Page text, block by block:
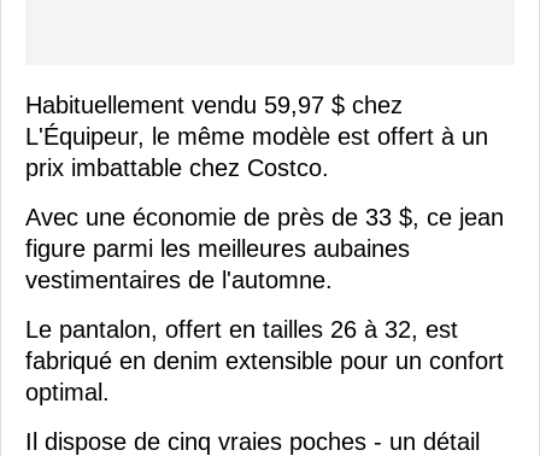
Habituellement vendu 59,97 $ chez
L'Équipeur, le même modèle est offert à un
prix imbattable chez Costco.
Avec une économie de près de 33 $, ce jean
figure parmi les meilleures aubaines
vestimentaires de l'automne.
Le pantalon, offert en tailles 26 à 32, est
fabriqué en denim extensible pour un confort
optimal.
Il dispose de cinq vraies poches - un détail